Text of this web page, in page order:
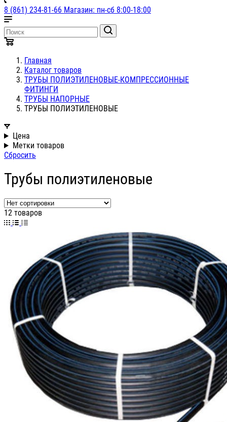
8 (861) 234-81-66 Магазин: пн-сб 8:00-18:00
Главная
Каталог товаров
ТРУБЫ ПОЛИЭТИЛЕНОВЫЕ-КОМПРЕССИОННЫЕ
ФИТИНГИ
ТРУБЫ НАПОРНЫЕ
ТРУБЫ ПОЛИЭТИЛЕНОВЫЕ
Цена
Метки товаров
Сбросить
Трубы полиэтиленовые
12 товаров